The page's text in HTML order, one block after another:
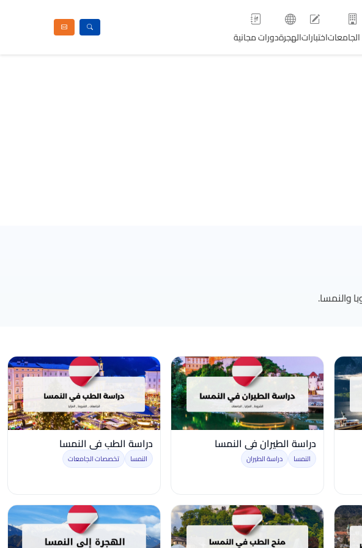
اختباراتالهجرةدورات مجانية
والنمسا.
دراسة الطيران في النمسا
النمسا دراسة الطيران
دراسة الطب في النمسا
النمسا تخصصات الجامعات